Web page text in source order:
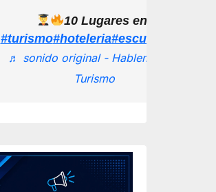
10 Lugares en los que
#turismo#hoteleria
♬ sonido original - Hablemos de
Turismo